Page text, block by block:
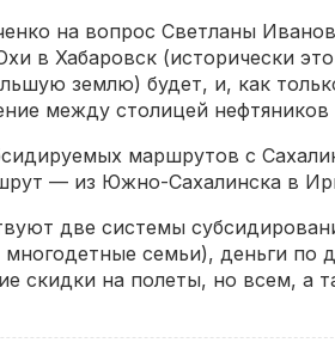
на вопрос Светланы
в Хабаровск (исторически
землю) будет, и, как
между столицей
маршрутов с
— из Южно-Сахалинска в
две системы
семьи), деньги по
скидки на полеты, но всем, а